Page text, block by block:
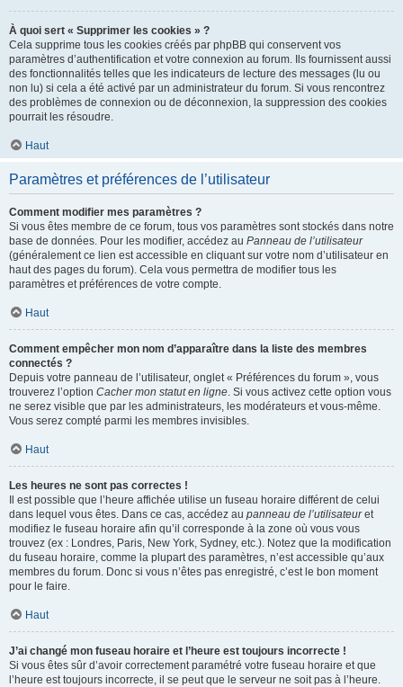
À quoi sert « Supprimer les cookies » ?
Cela supprime tous les cookies créés par phpBB qui conservent vos
paramètres d’authentification et votre connexion au forum. Ils fournissent aussi
des fonctionnalités telles que les indicateurs de lecture des messages (lu ou
non lu) si cela a été activé par un administrateur du forum. Si vous rencontrez
des problèmes de connexion ou de déconnexion, la suppression des cookies
pourrait les résoudre.
Haut
Paramètres et préférences de l’utilisateur
Comment modifier mes paramètres ?
Si vous êtes membre de ce forum, tous vos paramètres sont stockés dans notre
base de données. Pour les modifier, accédez au Panneau de l’utilisateur
(généralement ce lien est accessible en cliquant sur votre nom d’utilisateur en
haut des pages du forum). Cela vous permettra de modifier tous les
paramètres et préférences de votre compte.
Haut
Comment empêcher mon nom d’apparaître dans la liste des membres
connectés ?
Depuis votre panneau de l’utilisateur, onglet « Préférences du forum », vous
trouverez l’option Cacher mon statut en ligne. Si vous activez cette option vous
ne serez visible que par les administrateurs, les modérateurs et vous-même.
Vous serez compté parmi les membres invisibles.
Haut
Les heures ne sont pas correctes !
Il est possible que l’heure affichée utilise un fuseau horaire différent de celui
dans lequel vous êtes. Dans ce cas, accédez au panneau de l’utilisateuret
modifiez le fuseau horaire afin qu’il corresponde à la zone où vous vous
trouvez (ex : Londres, Paris, New York, Sydney, etc.). Notez que la modification
du fuseau horaire, comme la plupart des paramètres, n’est accessible qu’aux
membres du forum. Donc si vous n’êtes pas enregistré, c’est le bon moment
pour le faire.
Haut
J’ai changé mon fuseau horaire et l’heure est toujours incorrecte !
Si vous êtes sûr d’avoir correctement paramétré votre fuseau horaire et que
l’heure est toujours incorrecte, il se peut que le serveur ne soit pas à l’heure.